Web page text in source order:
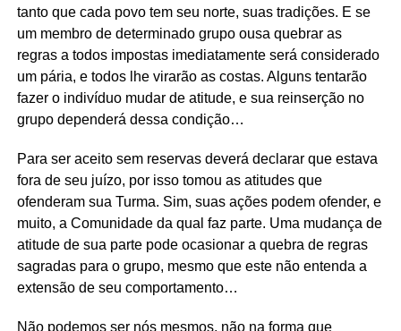
tanto que cada povo tem seu norte, suas tradições. E se
um membro de determinado grupo ousa quebrar as
regras a todos impostas imediatamente será considerado
um pária, e todos lhe virarão as costas. Alguns tentarão
fazer o indivíduo mudar de atitude, e sua reinserção no
grupo dependerá dessa condição…
Para ser aceito sem reservas deverá declarar que estava
fora de seu juízo, por isso tomou as atitudes que
ofenderam sua Turma. Sim, suas ações podem ofender, e
muito, a Comunidade da qual faz parte. Uma mudança de
atitude de sua parte pode ocasionar a quebra de regras
sagradas para o grupo, mesmo que este não entenda a
extensão de seu comportamento…
Não podemos ser nós mesmos, não na forma que